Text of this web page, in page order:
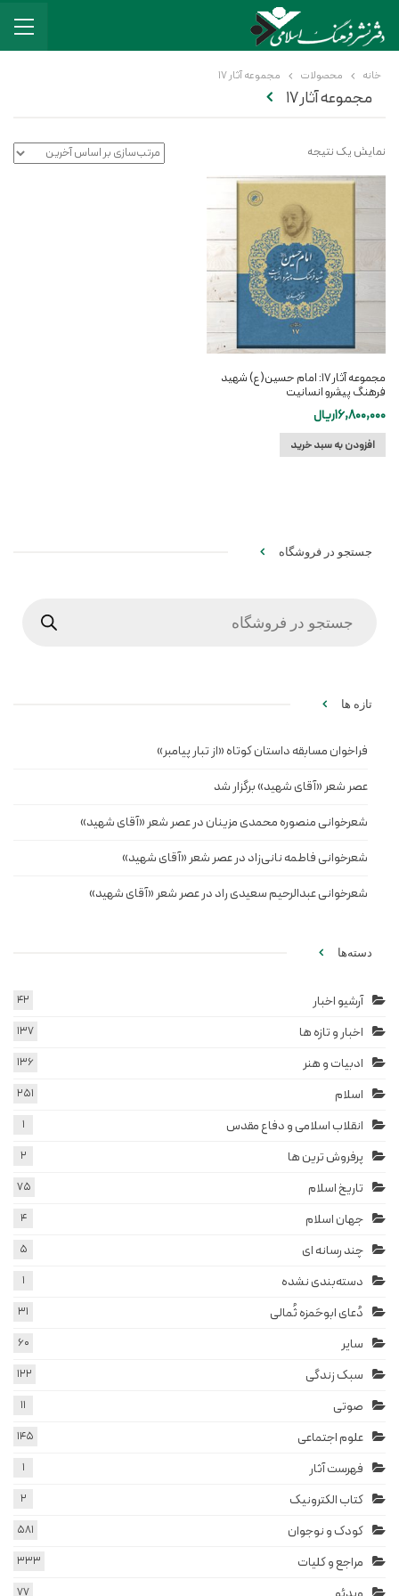
خانه محصولات مجموعه آثار 17
مجموعه آثار 17
نمایش یک نتیجه
مجموعه آثار ۱۷: امام حسین(ع) شهید
فرهنگ پیشرو انسانیت
16,800,000ریال
افزودن به سبد خرید
جستجو در فروشگاه
تازه ها
فراخوان مسابقه داستان کوتاه «از تبار پیامبر»
عصر شعر «آقای شهید» برگزار شد
شعرخوانی منصوره محمدی مزینان در عصر شعر «آقای شهید»
شعرخوانی فاطمه نانی‌زاد در عصر شعر «آقای شهید»
شعرخوانی عبدالرحیم سعیدی راد در عصر شعر «آقای شهید»
دسته‌ها
آرشیو اخبار 42
اخبار و تازه ها 137
ادبیات و هنر 136
اسلام 251
انقلاب اسلامی و دفاع مقدس 1
پرفروش ترین ها 2
تاریخ اسلام 75
جهان اسلام 4
چند رسانه ای 5
دسته‌بندی نشده 1
دُعای ابوحَمزه ثُمالی 31
سایر 60
سبک زندگی 122
صوتی 11
علوم اجتماعی 145
فهرست آثار 1
کتاب الکترونیک 2
کودک و نوجوان 581
مراجع و کلیات 333
77